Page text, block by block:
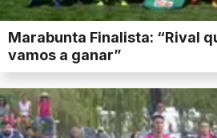
Marabunta Finalista: “Rival
vamos a ganar”